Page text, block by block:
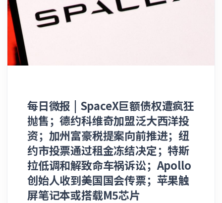
史以来判决金额最大的一笔索赔”。该判决出炉
后，Klarna的股价在盘前交易中大涨5.3%。
家的比较购物服务来打压其他竞争对手的门户网
家比较购物服务而给独立价格比较服务商带来的
收入损失，且谷歌的这种行为同时也推高了消费
者的购物成本。 谷歌目前仍然可以就该判决提
起上诉 ______ 2. Meta强势进军智算云服务
据知情人士透露，Meta Platforms Inc.目前正
在筹划进军云基础设施业务，计划对外销售AI计
算能力及模型的访问权限。此举将开辟一条全新
的竞争战线，直接向亚马逊AWS、微软Azure以
每日微报 | SpaceX巨额债权遭疯狂
抛售；德约科维奇加盟泛大西洋投
资；加州富豪税提案向前推进；纽
约市投票通过租金冻结决定；特斯
拉低调和解致命车祸诉讼；Apollo
创始人收到美国国会传票；苹果触
屏笔记本或搭载M5芯片